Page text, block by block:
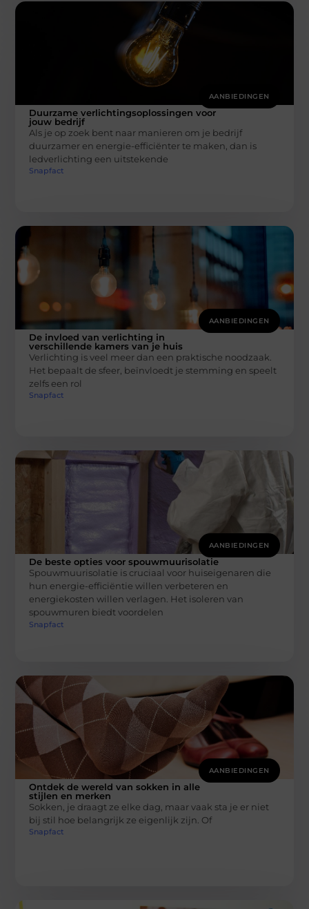
AANBIEDINGEN
Duurzame verlichtingsoplossingen voor
jouw bedrijf
Als je op zoek bent naar manieren om je bedrijf
duurzamer en energie-efficiënter te maken, dan is
ledverlichting een uitstekende
Snapfact
AANBIEDINGEN
De invloed van verlichting in
verschillende kamers van je huis
Verlichting is veel meer dan een praktische noodzaak.
Het bepaalt de sfeer, beïnvloedt je stemming en speelt
zelfs een rol
Snapfact
AANBIEDINGEN
De beste opties voor spouwmuurisolatie
Spouwmuurisolatie is cruciaal voor huiseigenaren die
hun energie-efficiëntie willen verbeteren en
energiekosten willen verlagen. Het isoleren van
spouwmuren biedt voordelen
Snapfact
AANBIEDINGEN
Ontdek de wereld van sokken in alle
stijlen en merken
Sokken, je draagt ze elke dag, maar vaak sta je er niet
bij stil hoe belangrijk ze eigenlijk zijn. Of
Snapfact